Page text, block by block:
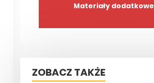
Materiały dodatkowe
ZOBACZ TAKŻE